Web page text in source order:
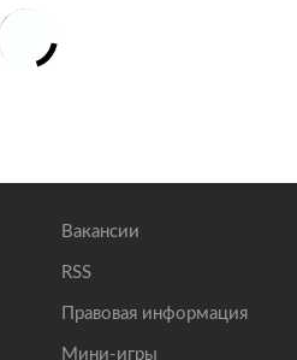
Вакансии
RSS
Правовая информация
Мини-игры